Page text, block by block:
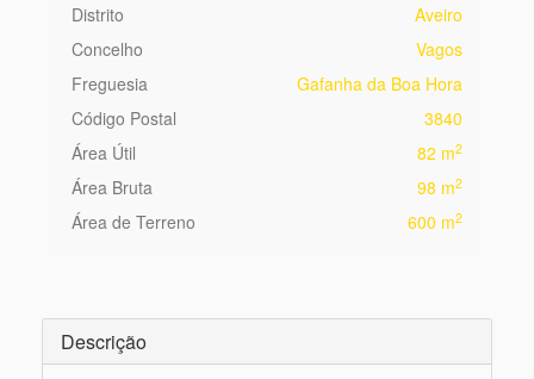
Distrito
Aveiro
Concelho
Vagos
Freguesia
Gafanha da Boa Hora
Código Postal
3840
Área Útil
82 m2
Área Bruta 98 m2
Área de Terreno 600 m2
Descrição